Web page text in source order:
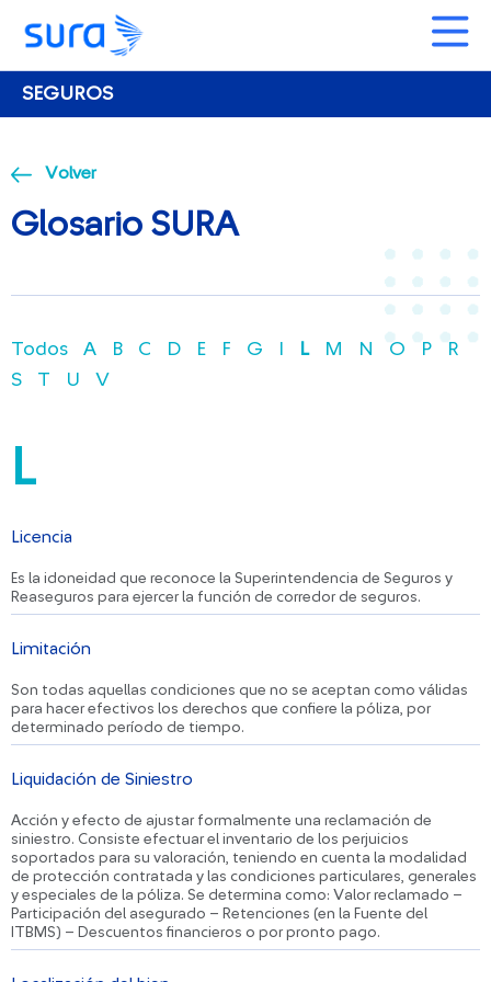
Banner Beneficios – Copy
SEGUROS
Volver
Glosario SURA
Todos A B C D E F G L M N O P
R
S
T U V
L
Licencia
Es la idoneidad que reconoce la Superintendencia de Seguros y
Reaseguros para ejercer la función de corredor de seguros.
Limitación
Son todas aquellas condiciones que no se aceptan como válidas
para hacer efectivos los derechos que confiere la póliza, por
determinado período de tiempo.
Liquidación de Siniestro
Acción y efecto de ajustar formalmente una reclamación de
siniestro. Consiste efectuar el inventario de los perjuicios
soportados para su valoración, teniendo en cuenta la modalidad
de protección contratada y las condiciones particulares, generales
y especiales de la póliza. Se determina como: Valor reclamado –
Participación del asegurado – Retenciones (en la Fuente del
ITBMS) – Descuentos financieros o por pronto pago.